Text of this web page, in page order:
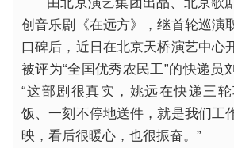
创音乐剧《在远方》，继首轮巡演
口碑后，近日在北京天桥演艺中心
被评为“全国优秀农民工”的快递员
“这部剧很真实，姚远在快递三
饭、一刻不停地送件，就是我们工
映，看后很暖心，也很振奋。”